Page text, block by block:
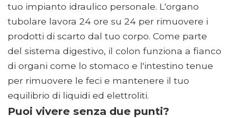
tuo impianto idraulico personale. L'organo
tubolare lavora 24 ore su 24 per rimuovere i
prodotti di scarto dal tuo corpo. Come parte
del sistema digestivo, il colon funziona a fianco
di organi come lo stomaco e l'intestino tenue
per rimuovere le feci e mantenere il tuo
equilibrio di liquidi ed elettroliti.
Puoi vivere senza due punti?